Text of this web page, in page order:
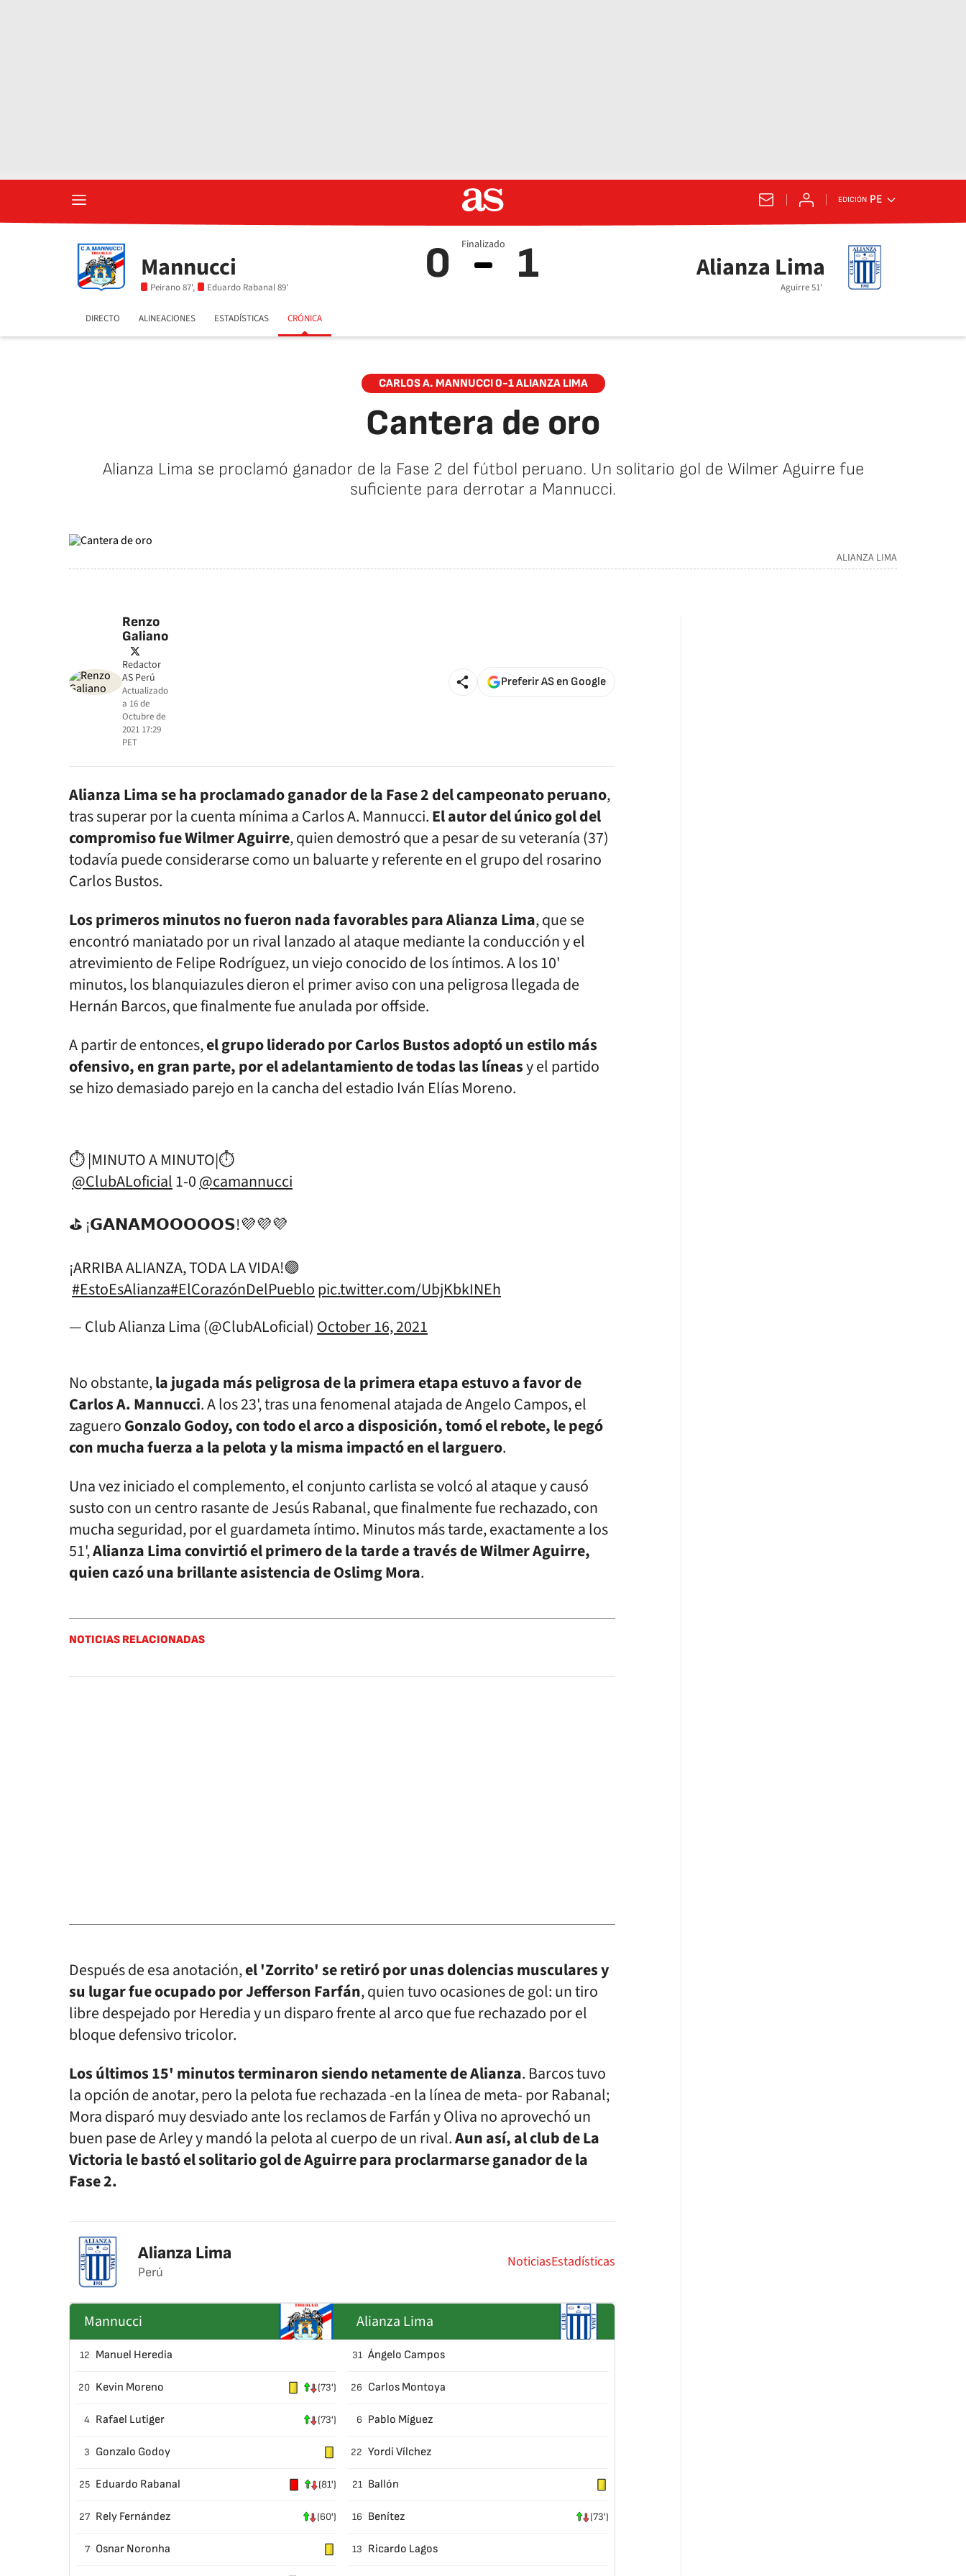
EDICIÓN PE
Mannucci 0
Peirano 87', Eduardo Rabanal 89'
Alianza Lima
1 Aguirre 51'
Finalizado
DIRECTO ALINEACIONES ESTADÍSTICAS CRÓNICA
CARLOS A. MANNUCCI 0-1 ALIANZA LIMA
Cantera de oro
Alianza Lima se proclamó ganador de la Fase 2 del fútbol peruano. Un solitario gol de Wilmer Aguirre fue
suficiente para derrotar a Mannucci.
ALIANZA LIMA
Renzo
Galiano
twitter
Redactor
AS Perú
Actualizado
a 16 de
Octubre de
2021 17:29
PET
Preferir AS en Google
Alianza Lima se ha proclamado ganador de la Fase 2 del campeonato peruano,
tras superar por la cuenta mínima a Carlos A. Mannucci.El autor del único gol del
compromiso fue Wilmer Aguirre, quien demostró que a pesar de su veteranía (37)
todavía puede considerarse como un baluarte y referente en el grupo del rosarino
Carlos Bustos.
Los primeros minutos no fueron nada favorables para Alianza Lima, que se
encontró maniatado por un rival lanzado al ataque mediante la conducción y el
atrevimiento de Felipe Rodríguez, un viejo conocido de los íntimos. A los 10'
minutos, los blanquiazules dieron el primer aviso con una peligrosa llegada de
Hernán Barcos, que finalmente fue anulada por offside.
A partir de entonces,el grupo liderado por Carlos Bustos adoptó un estilo más
ofensivo, en gran parte, por el adelantamiento de todas las líneasy el partido
se hizo demasiado parejo en la cancha del estadio Iván Elías Moreno.
⏱ |MINUTO A MINUTO|⏱
@ClubALoficial1-0@camannucci
⛳️ ¡𝗚𝗔𝗡𝗔𝗠𝗢𝗢𝗢𝗢𝗢𝗦!💜💜💜
¡ARRIBA ALIANZA, TODA LA VIDA!🟣
#EstoEsAlianza#ElCorazónDelPueblopic.twitter.com/UbjKbkINEh
— Club Alianza Lima (@ClubALoficial) October 16, 2021
No obstante,la jugada más peligrosa de la primera etapa estuvo a favor de
Carlos A. Mannucci. A los 23', tras una fenomenal atajada de Angelo Campos, el
zagueroGonzalo Godoy, con todo el arco a disposición, tomó el rebote, le pegó
con mucha fuerza a la pelota y la misma impactó en el larguero.
Una vez iniciado el complemento, el conjunto carlista se volcó al ataque y causó
susto con un centro rasante de Jesús Rabanal, que finalmente fue rechazado, con
mucha seguridad, por el guardameta íntimo. Minutos más tarde, exactamente a los
51',Alianza Lima convirtió el primero de la tarde a través de Wilmer Aguirre,
quien cazó una brillante asistencia de Oslimg Mora.
NOTICIAS RELACIONADAS
Después de esa anotación,el 'Zorrito' se retiró por unas dolencias musculares y
su lugar fue ocupado por Jefferson Farfán, quien tuvo ocasiones de gol: un tiro
libre despejado por Heredia y un disparo frente al arco que fue rechazado por el
bloque defensivo tricolor.
Los últimos 15' minutos terminaron siendo netamente de Alianza. Barcos tuvo
la opción de anotar, pero la pelota fue rechazada -en la línea de meta- por Rabanal;
Mora disparó muy desviado ante los reclamos de Farfán y Oliva no aprovechó un
buen pase de Arley y mandó la pelota al cuerpo de un rival.Aun así, al club de La
Victoria le bastó el solitario gol de Aguirre para proclarmarse ganador de la
Fase 2.
Alianza Lima
Perú
NoticiasEstadísticas
Mannucci
12 Manuel Heredia
20 Kevin Moreno (73')
4 Rafael Lutiger (73')
3 Gonzalo Godoy
25 Eduardo Rabanal (81')
27 Rely Fernández (60')
7 Osnar Noronha
Alianza Lima
31 Ángelo Campos
26 Carlos Montoya
6 Pablo Míguez
22 Yordi Vílchez
21 Ballón
16 Benítez (73')
13 Ricardo Lagos